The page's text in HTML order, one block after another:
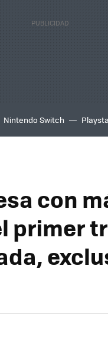
Nintendo Switch
con
primer